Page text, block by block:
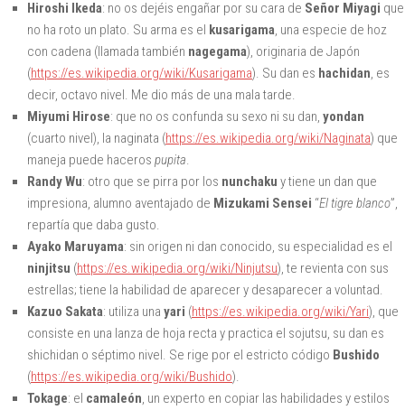
Hiroshi Ikeda: no os dejéis engañar por su cara de Señor Miyagi que
no ha roto un plato. Su arma es el kusarigama , una especie de hoz
con cadena (llamada también nagegama), originaria de Japón
(https://es.wikipedia.org/wiki/Kusarigama). Su dan es hachidan , es
decir, octavo nivel. Me dio más de una mala tarde.
Miyumi Hirose: que no os confunda su sexo ni su dan, yondan
(cuarto nivel), la naginata (https://es.wikipedia.org/wiki/Naginata) que
maneja puede haceros pupita
Randy Wu: otro que se pirra por los nunchaku y tiene un dan que
impresiona, alumno aventajado de Mizukami Sensei “El tigre blanco”,
repartía que daba gusto.
Ayako Maruyama: sin origen ni dan conocido, su especialidad es el
ninjitsu (https://es.wikipedia.org/wiki/Ninjutsu), te revienta con sus
estrellas; tiene la habilidad de aparecer y desaparecer a voluntad.
Kazuo Sakata: utiliza una yari (https://es.wikipedia.org/wiki/Yari), que
consiste en una lanza de hoja recta y practica el sojutsu, su dan es
shichidan o séptimo nivel. Se rige por el estricto código Bushido
(https://es.wikipedia.org/wiki/Bushido).
Tokage: el camaleón , un experto en copiar las habilidades y estilos